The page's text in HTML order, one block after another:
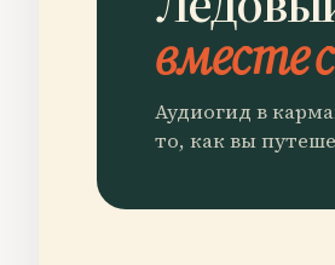
вместе
Аудиогид в
то, как вы